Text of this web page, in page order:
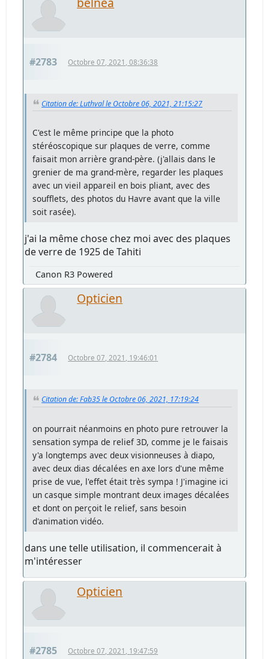
#2783 Octobre 07, 2021, 08:36:38
Citation de: Luthval le Octobre 06, 2021, 21:15:27
C'est le même principe que la photo
stéréoscopique sur plaques de verre, comme
faisait mon arrière grand-père. (j'allais dans le
grenier de ma grand-mère, regarder les plaques
avec un vieil appareil en bois pliant, avec des
soufflets, des photos du Havre avant que la ville
soit rasée).
j'ai la même chose chez moi avec des plaques
de verre de 1925 de Tahiti
Canon R3 Powered
Opticien
#2784 Octobre 07, 2021, 19:46:01
Citation de: Fab35 le Octobre 06, 2021, 17:19:24
on pourrait néanmoins en photo pure retrouver la
sensation sympa de relief 3D, comme je le faisais
y'a longtemps avec deux visionneuses à diapo,
avec deux dias décalées en axe lors d'une même
prise de vue, l'effet était très sympa ! J'imagine ici
un casque simple montrant deux images décalées
et dont on perçoit le relief, sans besoin
d'animation vidéo.
dans une telle utilisation, il commencerait à
m'intéresser
Opticien
#2785 Octobre 07, 2021, 19:47:59